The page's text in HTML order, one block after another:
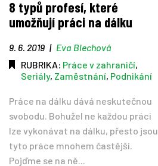
Tipy
Časopis
8 typů profesí, které
umožňují práci na dálku
9. 6. 2019 | Eva Blechová
RUBRIKA: Práce v zahraničí,
Seriály, Zaměstnání, Podnikání
Práce na dálku dává neskutečnou
svobodu. Bohužel ne každou práci
lze vykonávat na dálku, přesto jsou
tyto práce mnohem častější.
Pojďme se na ně...